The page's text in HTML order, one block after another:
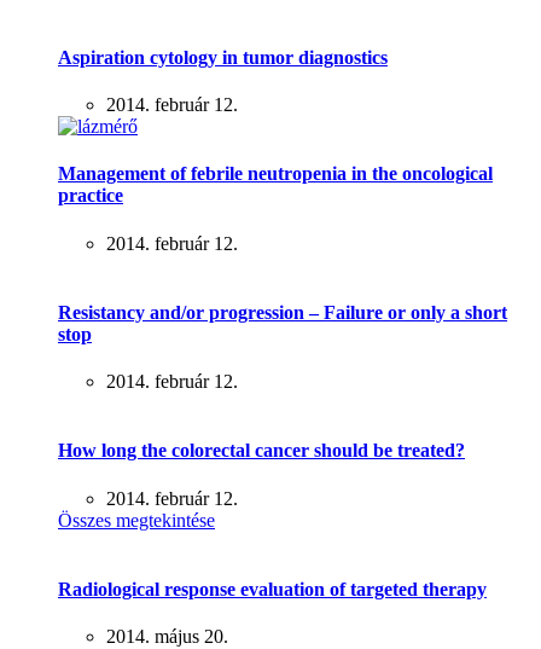
Aspiration cytology in tumor diagnostics
2014. február 12.
Management of febrile neutropenia in the oncological
practice
2014. február 12.
Resistancy and/or progression – Failure or only a short
stop
2014. február 12.
How long the colorectal cancer should be treated?
2014. február 12.
Összes megtekintése
Radiological response evaluation of targeted therapy
2014. május 20.